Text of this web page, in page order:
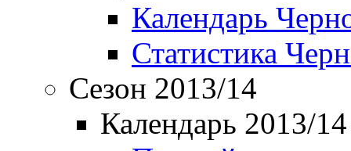
Календарь
Статистика
Сезон 2013/14
Календарь 2013/14